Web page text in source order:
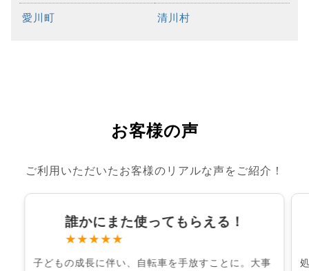
愛川町 清川村
お客様の声
ご利用いただいたお客様のリアルな声をご紹介！
誰かにまた使ってもらえる！
★★★★★
子どもの成長に伴い、自転車を手放すことに。大事